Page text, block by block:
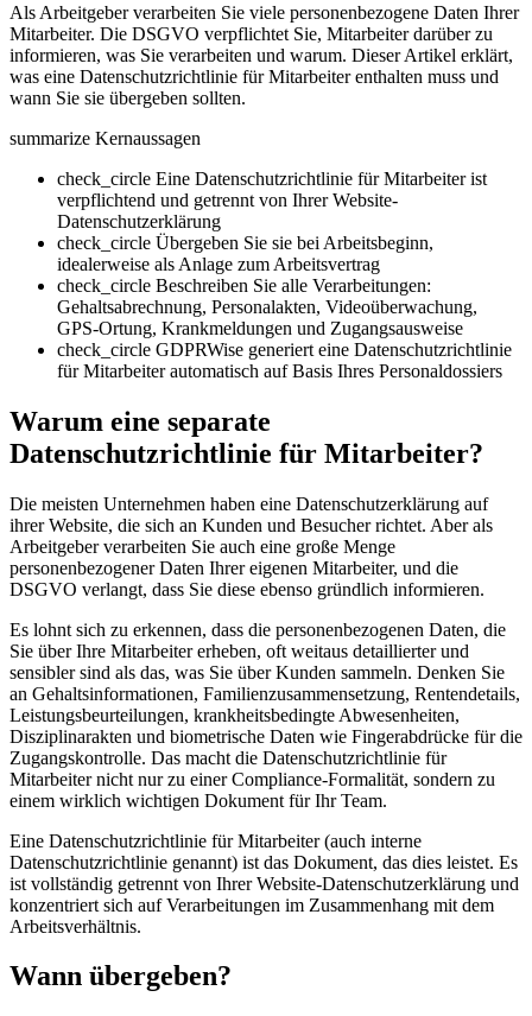
Als Arbeitgeber verarbeiten Sie viele personenbezogene Daten Ihrer
Mitarbeiter. Die DSGVO verpflichtet Sie, Mitarbeiter darüber zu
informieren, was Sie verarbeiten und warum. Dieser Artikel erklärt,
was eine Datenschutzrichtlinie für Mitarbeiter enthalten muss und
wann Sie sie übergeben sollten.
summarize Kernaussagen
check_circle Eine Datenschutzrichtlinie für Mitarbeiter ist
verpflichtend und getrennt von Ihrer Website-
Datenschutzerklärung
check_circle Übergeben Sie sie bei Arbeitsbeginn,
idealerweise als Anlage zum Arbeitsvertrag
check_circle Beschreiben Sie alle Verarbeitungen:
Gehaltsabrechnung, Personalakten, Videoüberwachung,
GPS-Ortung, Krankmeldungen und Zugangsausweise
check_circle GDPRWise generiert eine Datenschutzrichtlinie
für Mitarbeiter automatisch auf Basis Ihres Personaldossiers
Warum eine separate
Datenschutzrichtlinie für Mitarbeiter?
Die meisten Unternehmen haben eine Datenschutzerklärung auf
ihrer Website, die sich an Kunden und Besucher richtet. Aber als
Arbeitgeber verarbeiten Sie auch eine große Menge
personenbezogener Daten Ihrer eigenen Mitarbeiter, und die
DSGVO verlangt, dass Sie diese ebenso gründlich informieren.
Es lohnt sich zu erkennen, dass die personenbezogenen Daten, die
Sie über Ihre Mitarbeiter erheben, oft weitaus detaillierter und
sensibler sind als das, was Sie über Kunden sammeln. Denken Sie
an Gehaltsinformationen, Familienzusammensetzung, Rentendetails,
Leistungsbeurteilungen, krankheitsbedingte Abwesenheiten,
Disziplinarakten und biometrische Daten wie Fingerabdrücke für die
Zugangskontrolle. Das macht die Datenschutzrichtlinie für
Mitarbeiter nicht nur zu einer Compliance-Formalität, sondern zu
einem wirklich wichtigen Dokument für Ihr Team.
Eine Datenschutzrichtlinie für Mitarbeiter (auch interne
Datenschutzrichtlinie genannt) ist das Dokument, das dies leistet. Es
ist vollständig getrennt von Ihrer Website-Datenschutzerklärung und
konzentriert sich auf Verarbeitungen im Zusammenhang mit dem
Arbeitsverhältnis.
Wann übergeben?